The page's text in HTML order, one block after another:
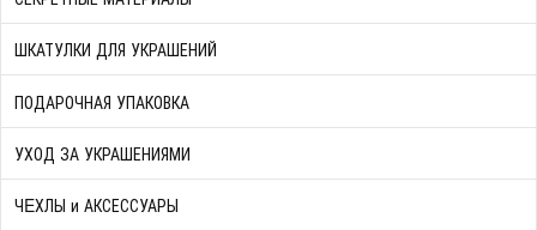
ШКАТУЛКИ ДЛЯ УКРАШЕНИЙ
ПОДАРОЧНАЯ УПАКОВКА
УХОД ЗА УКРАШЕНИЯМИ
ЧEХЛЫ и АКСЕССУАРЫ